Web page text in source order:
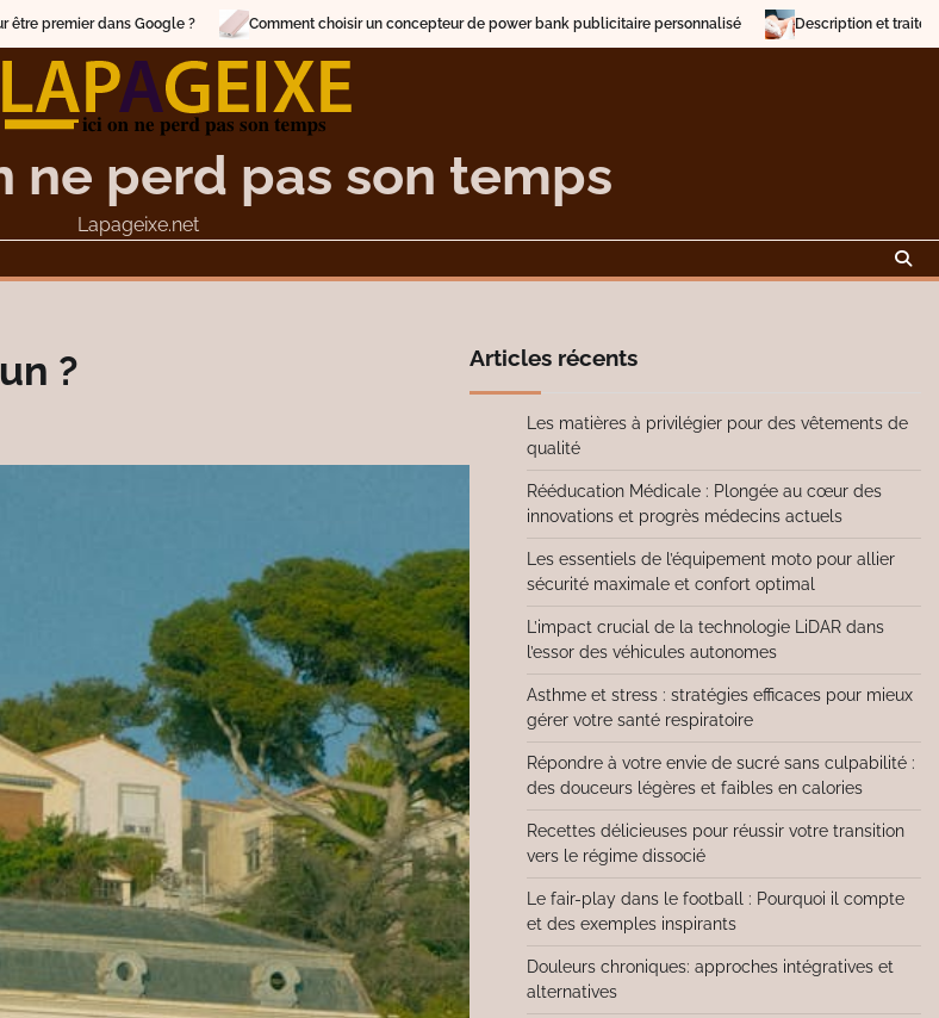
Comment choisir un concepteur de power bank publicitaire personnalisé Description et traitement des verrues
ne perd pas son temps
Lapageixe.net
? Articles récents
Les matières à privilégier pour des vêtements de
qualité
Rééducation Médicale : Plongée au cœur des
innovations et progrès médecins actuels
Les essentiels de l’équipement moto pour allier
sécurité maximale et confort optimal
L’impact crucial de la technologie LiDAR dans
l’essor des véhicules autonomes
Asthme et stress : stratégies efficaces pour mieux
gérer votre santé respiratoire
Répondre à votre envie de sucré sans culpabilité :
des douceurs légères et faibles en calories
Recettes délicieuses pour réussir votre transition
vers le régime dissocié
Le fair-play dans le football : Pourquoi il compte
et des exemples inspirants
Douleurs chroniques: approches intégratives et
alternatives